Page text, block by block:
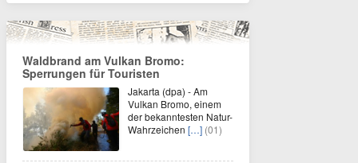
Waldbrand am Vulkan Bromo:
Sperrungen für Touristen
Jakarta (dpa) - Am
Vulkan Bromo, einem
der bekanntesten Natur-
Wahrzeichen […] (01)